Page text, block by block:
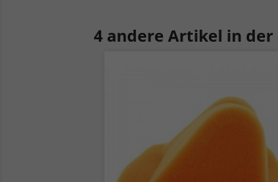
4 andere Artikel in